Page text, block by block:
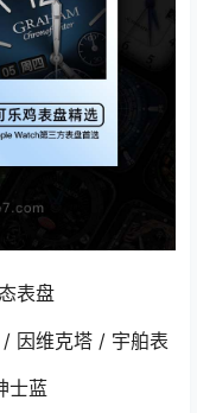
表盘
因维克塔 / 宇舶表
士蓝